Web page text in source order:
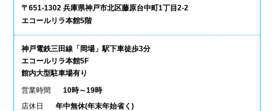
〒651-1302 兵庫県神戸市北区藤原台中町1丁目2-2
エコールリラ本館5階
神戸電鉄三田線「岡場」駅下車徒歩3分
エコールリラ本館5F
館内大型駐車場有り
営業時間
10時～19時
店休日
年中無休(年末年始省く)